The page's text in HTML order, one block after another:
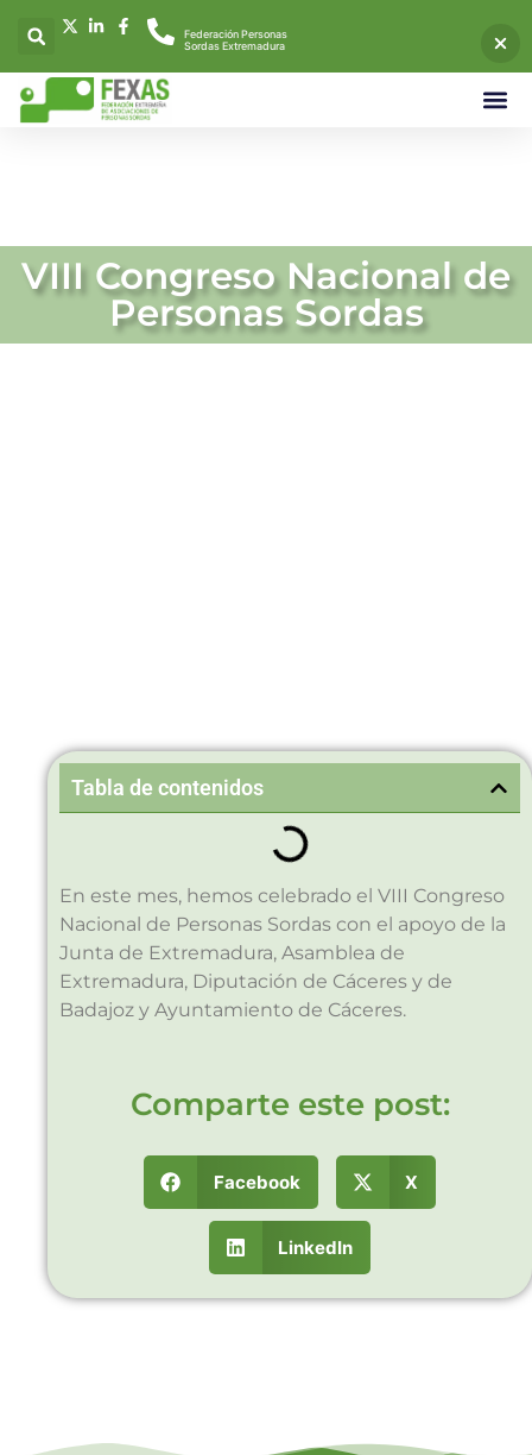
Federación Personas
Sordas Extremadura
VIII Congreso Nacional de
Personas Sordas
Tabla de contenidos
En este mes, hemos celebrado el VIII Congreso
Nacional de Personas Sordas con el apoyo de la
Junta de Extremadura, Asamblea de
Extremadura, Diputación de Cáceres y de
Badajoz y Ayuntamiento de Cáceres.
Comparte este post:
Facebook X
LinkedIn